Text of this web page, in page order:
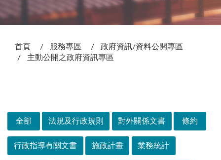
首頁 服務專區
政府資訊/資料公開專區
主動公開之政府資訊專區
全部 法規及行政規則 對外關係文書 條約
行政指導有關文書 施政計畫 業務統計